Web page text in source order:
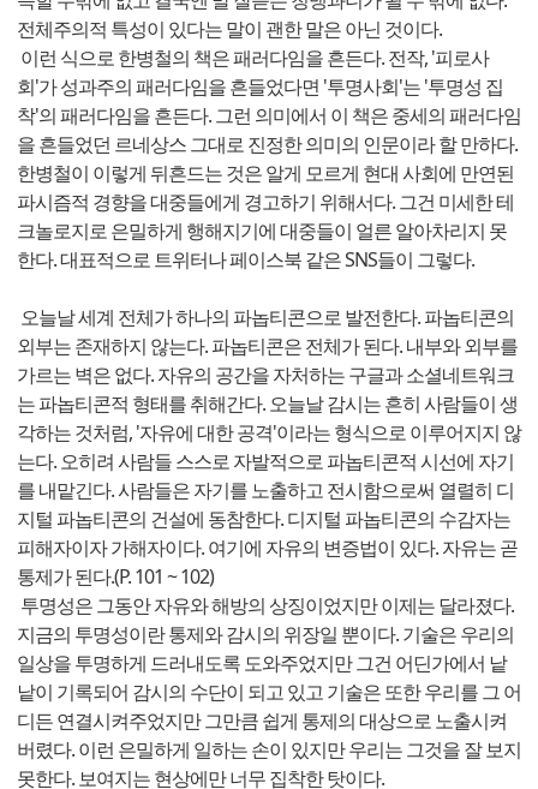
전체주의적 특성이 있다는 말이 괜한 말은 아닌 것이다.
이런 식으로 한병철의 책은 패러다임을 흔든다. 전작, '피로사
회'가 성과주의 패러다임을 흔들었다면 '투명사회'는 '투명성 집
착'의 패러다임을 흔든다. 그런 의미에서 이 책은 중세의 패러다임
을 흔들었던 르네상스 그대로 진정한 의미의 인문이라 할 만하다.
한병철이 이렇게 뒤흔드는 것은 알게 모르게 현대 사회에 만연된
파시즘적 경향을 대중들에게 경고하기 위해서다. 그건 미세한 테
크놀로지로 은밀하게 행해지기에 대중들이 얼른 알아차리지 못
한다. 대표적으로 트위터나 페이스북 같은 SNS들이 그렇다.
오늘날 세계 전체가 하나의 파놉티콘으로 발전한다. 파놉티콘의
외부는 존재하지 않는다. 파놉티콘은 전체가 된다. 내부와 외부를
가르는 벽은 없다. 자유의 공간을 자처하는 구글과 소셜네트워크
는 파놉티콘적 형태를 취해간다. 오늘날 감시는 흔히 사람들이 생
각하는 것처럼, '자유에 대한 공격'이라는 형식으로 이루어지지 않
는다. 오히려 사람들 스스로 자발적으로 파놉티콘적 시선에 자기
를 내맡긴다. 사람들은 자기를 노출하고 전시함으로써 열렬히 디
지털 파놉티콘의 건설에 동참한다. 디지털 파놉티콘의 수감자는
피해자이자 가해자이다. 여기에 자유의 변증법이 있다. 자유는 곧
통제가 된다.(P. 101 ~ 102)
투명성은 그동안 자유와 해방의 상징이었지만 이제는 달라졌다.
지금의 투명성이란 통제와 감시의 위장일 뿐이다. 기술은 우리의
일상을 투명하게 드러내도록 도와주었지만 그건 어딘가에서 낱
낱이 기록되어 감시의 수단이 되고 있고 기술은 또한 우리를 그 어
디든 연결시켜주었지만 그만큼 쉽게 통제의 대상으로 노출시켜
버렸다. 이런 은밀하게 일하는 손이 있지만 우리는 그것을 잘 보지
못한다. 보여지는 현상에만 너무 집착한 탓이다.